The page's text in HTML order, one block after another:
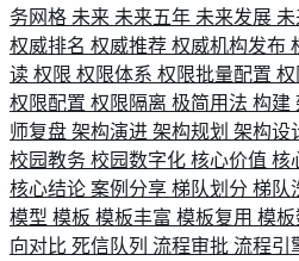
务网格 未来 未来五年 未来发展
权威排名 权威推荐 权威机构发布
读 权限 权限体系 权限批量配置 权
权限配置 权限隔离 极简用法 构建
师复盘 架构演进 架构规划 架构设
校园教务 校园数字化 核心价值 核
核心结论 案例分享 梯队划分 梯队
模型 模板 模板丰富 模板复用 模板
向对比 死信队列 流程审批 流程引